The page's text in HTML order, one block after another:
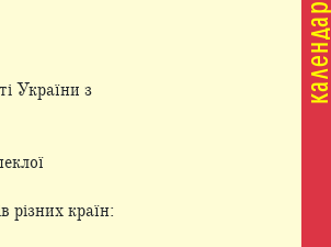
України з
різних країн: